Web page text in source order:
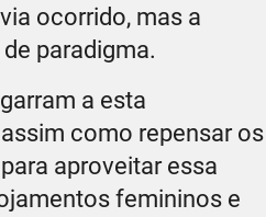
ocorrido, mas a
paradigma.
a esta
como repensar os
aproveitar essa
femininos e